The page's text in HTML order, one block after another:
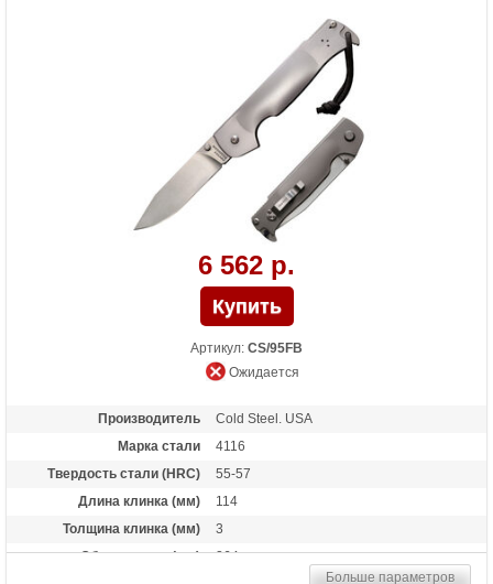
6 562 р.
Артикул: CS/95FB
Ожидается
Производитель
Cold Steel. USA
Марка стали
4116
Твердость стали (HRC)
55-57
Длина клинка (мм)
114
Толщина клинка (мм)
3
Общая длина (мм)
264
Больше параметров